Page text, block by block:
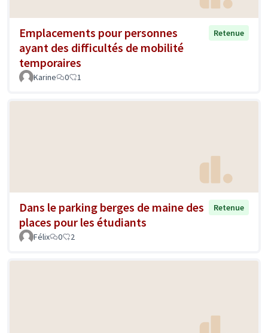
Emplacements pour personnes
ayant des difficultés de mobilité
temporaires
Retenue
Karine 0 1
Dans le parking berges de maine des
places pour les étudiants
Retenue
Félix 0 2